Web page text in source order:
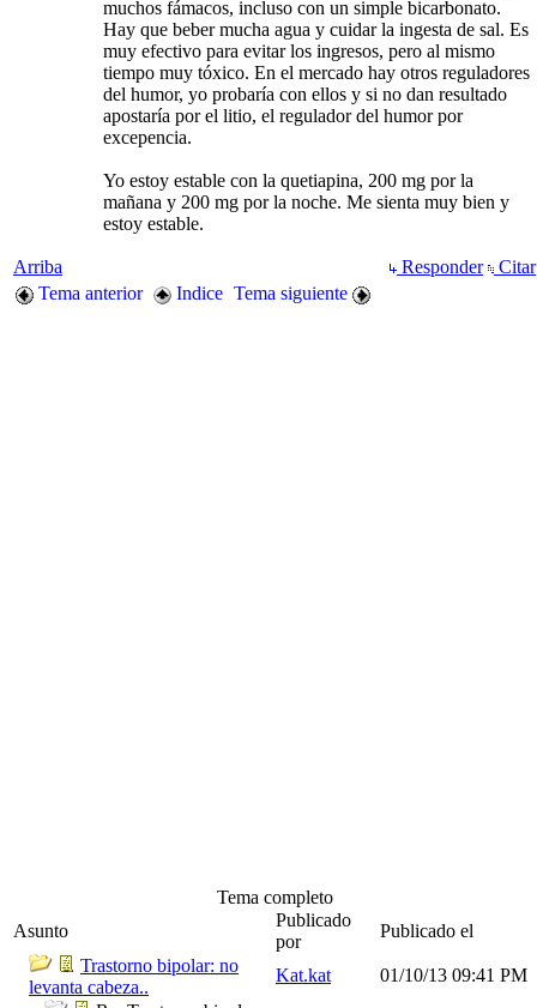
muchos fámacos, incluso con un simple bicarbonato.
Hay que beber mucha agua y cuidar la ingesta de sal. Es
muy efectivo para evitar los ingresos, pero al mismo
tiempo muy tóxico. En el mercado hay otros reguladores
del humor, yo probaría con ellos y si no dan resultado
apostaría por el litio, el regulador del humor por
excepencia.
Yo estoy estable con la quetiapina, 200 mg por la
mañana y 200 mg por la noche. Me sienta muy bien y
estoy estable.
Arriba Responder
Citar
Tema anterior
Indice Tema siguiente
Tema completo
Asunto
Publicado
por
Publicado el
Trastorno bipolar: no
levanta cabeza..
Kat.kat 01/10/13 09:41 PM